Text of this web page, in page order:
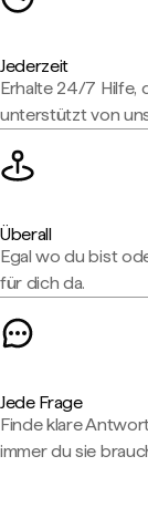
Jederzeit
Erhalte 24/7 Hilfe,
unterstützt von
Überall
Egal wo du bist
für dich da.
Jede Frage
Finde klare
immer du sie